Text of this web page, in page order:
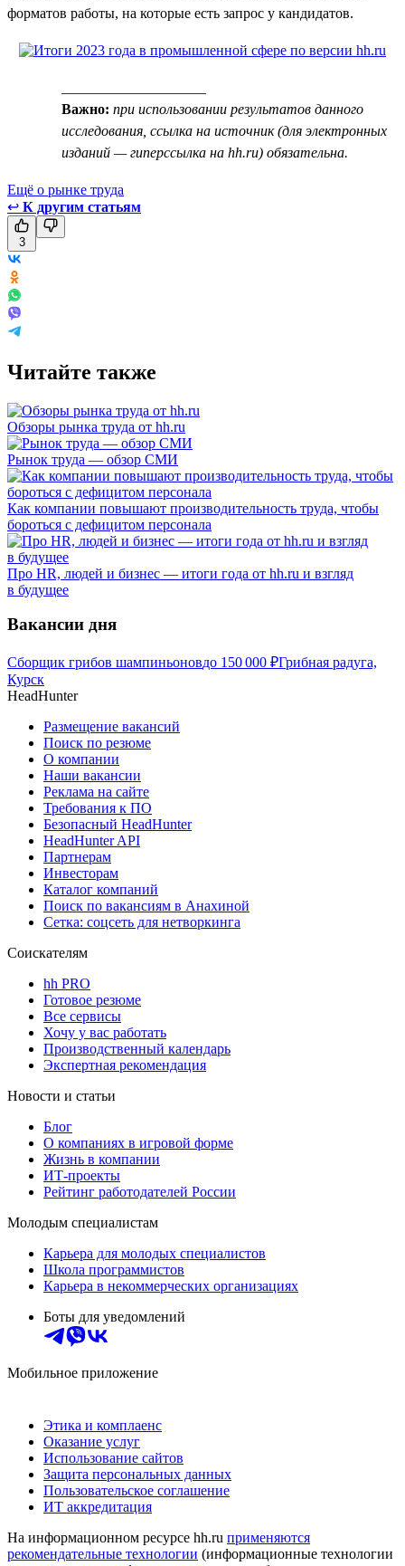
форматов работы, на которые есть запрос у кандидатов.
Важно: при использовании результатов данного
исследования, ссылка на источник (для электронных
изданий — гиперссылка на hh.ru) обязательна.
Ещё о рынке труда
↩ К другим статьям
3
Читайте также
Обзоры рынка труда от hh.ru
Рынок труда — обзор СМИ
Как компании повышают производительность труда, чтобы
бороться с дефицитом персонала
Про HR, людей и бизнес — итоги года от hh.ru и взгляд
в будущее
Вакансии дня
Сборщик грибов шампиньоновдо 150 000 ₽Грибная радуга,
Курск
HeadHunter
Размещение вакансий
Поиск по резюме
О компании
Наши вакансии
Реклама на сайте
Требования к ПО
Безопасный HeadHunter
HeadHunter API
Партнерам
Инвесторам
Каталог компаний
Поиск по вакансиям в Анахиной
Сетка: соцсеть для нетворкинга
Соискателям
hh PRO
Готовое резюме
Все сервисы
Хочу у вас работать
Производственный календарь
Экспертная рекомендация
Новости и статьи
Блог
О компаниях в игровой форме
Жизнь в компании
ИТ-проекты
Рейтинг работодателей России
Молодым специалистам
Карьера для молодых специалистов
Школа программистов
Карьера в некоммерческих организациях
Боты для уведомлений
Мобильное приложение
Этика и комплаенс
Оказание услуг
Использование сайтов
Защита персональных данных
Пользовательское соглашение
ИТ аккредитация
На информационном ресурсе hh.ru применяются
рекомендательные технологии (информационные технологии